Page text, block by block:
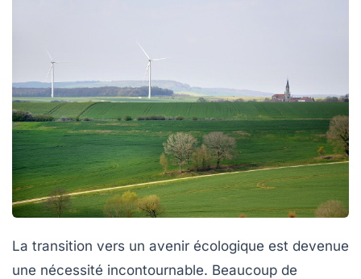
La transition vers un avenir écologique est devenue
une nécessité incontournable. Beaucoup de